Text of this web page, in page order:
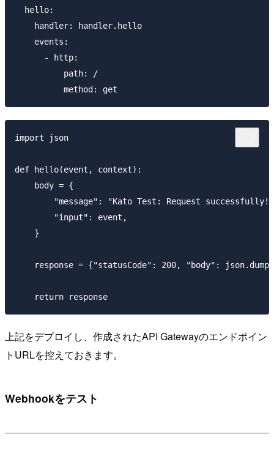
  hello:
    handler: handler.hello
    events:
      - http:
          path: /
import json
def hello(event, context):
    body = {
"message": "Kato Test: Request
        "input": event,
    }
response = {"statusCode": 200, "body":
上記をデプロイし、作成されたAPI Gatewayのエンドポイン
トURLを控えておきます。
Webhookをテスト